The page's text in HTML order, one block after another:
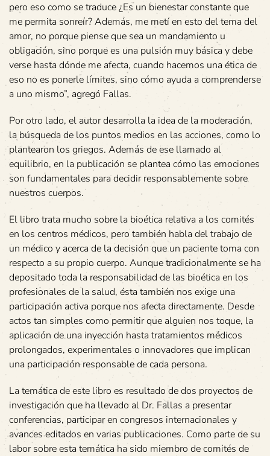
pero eso como se traduce ¿Es un bienestar constante que
me permita sonreír? Además, me metí en esto del tema del
amor, no porque piense que sea un mandamiento u
obligación, sino porque es una pulsión muy básica y debe
verse hasta dónde me afecta, cuando hacemos una ética de
eso no es ponerle límites, sino cómo ayuda a comprenderse
a uno mismo”, agregó Fallas.
Por otro lado, el autor desarrolla la idea de la moderación,
la búsqueda de los puntos medios en las acciones, como lo
plantearon los griegos. Además de ese llamado al
equilibrio, en la publicación se plantea cómo las emociones
son fundamentales para decidir responsablemente sobre
nuestros cuerpos.
El libro trata mucho sobre la bioética relativa a los comités
en los centros médicos, pero también habla del trabajo de
un médico y acerca de la decisión que un paciente toma con
respecto a su propio cuerpo. Aunque tradicionalmente se ha
depositado toda la responsabilidad de las bioética en los
profesionales de la salud, ésta también nos exige una
participación activa porque nos afecta directamente. Desde
actos tan simples como permitir que alguien nos toque, la
aplicación de una inyección hasta tratamientos médicos
prolongados, experimentales o innovadores que implican
una participación responsable de cada persona.
La temática de este libro es resultado de dos proyectos de
investigación que ha llevado al Dr. Fallas a presentar
conferencias, participar en congresos internacionales y
avances editados en varias publicaciones. Como parte de su
labor sobre esta temática ha sido miembro de comités de